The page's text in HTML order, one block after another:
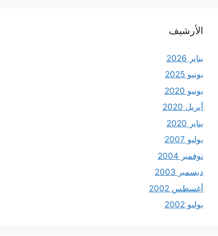
الأرشيف
يناير 2026
يونيو 2025
يونيو 2020
أبريل 2020
يناير 2020
يوليو 2007
نوفمبر 2004
ديسمبر 2003
أغسطس 2002
يوليو 2002